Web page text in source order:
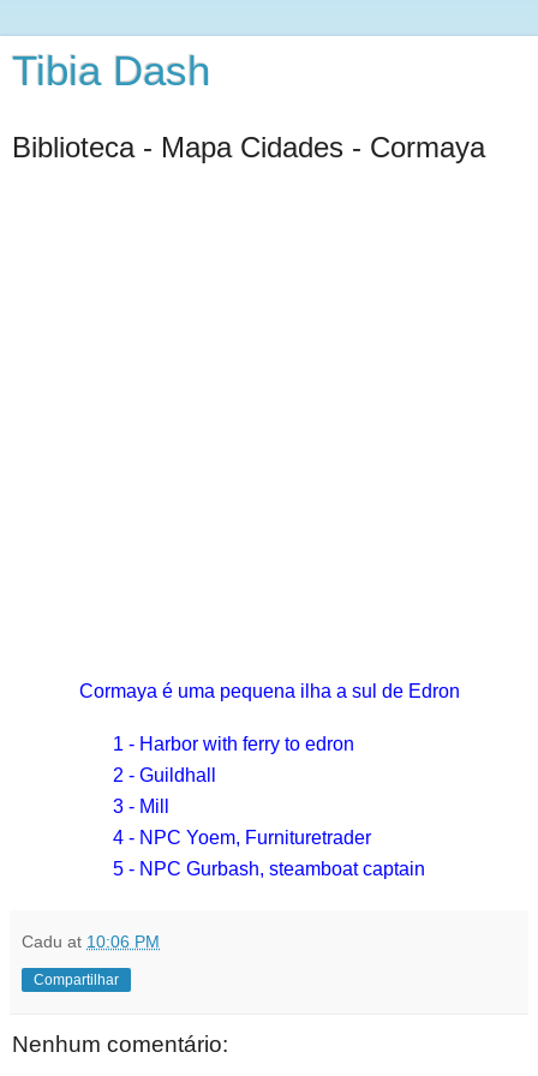
Tibia Dash
Biblioteca - Mapa Cidades - Cormaya
Cormaya é uma pequena ilha a sul de Edron
1 - Harbor with ferry to edron
2 - Guildhall
3 - Mill
4 - NPC Yoem, Furnituretrader
5 - NPC Gurbash, steamboat captain
Cadu at 10:06 PM
Compartilhar
Nenhum comentário: